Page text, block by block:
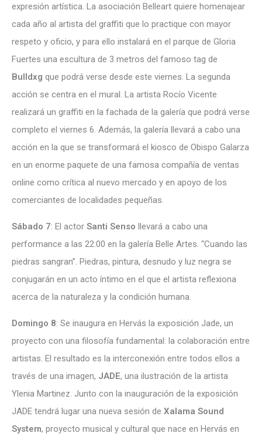
expresión artística. La asociación Belleart quiere homenajear
cada año al artista del graffiti que lo practique con mayor
respeto y oficio, y para ello instalará en el parque de Gloria
Fuertes una escultura de 3 metros del famoso tag de
Bulldxg que podrá verse desde este viernes. La segunda
acción se centra en el mural. La artista Rocío Vicente
realizará un graffiti en la fachada de la galería que podrá verse
completo el viernes 6. Además, la galería llevará a cabo una
acción en la que se transformará el kiosco de Obispo Galarza
en un enorme paquete de una famosa compañía de ventas
online como crítica al nuevo mercado y en apoyo de los
comerciantes de localidades pequeñas.
Sábado 7: El actor Santi Senso llevará a cabo una
performance a las 22:00 en la galería Belle Artes. “Cuando las
piedras sangran”. Piedras, pintura, desnudo y luz negra se
conjugarán en un acto íntimo en el que el artista reflexiona
acerca de la naturaleza y la condición humana.
Domingo 8: Se inaugura en Hervás la exposición Jade, un
proyecto con una filosofía fundamental: la colaboración entre
artistas. El resultado es la interconexión entre todos ellos a
través de una imagen, JADE, una ilustración de la artista
Ylenia Martinez. Junto con la inauguración de la exposición
JADE tendrá lugar una nueva sesión de Xalama Sound
System, proyecto musical y cultural que nace en Hervás en